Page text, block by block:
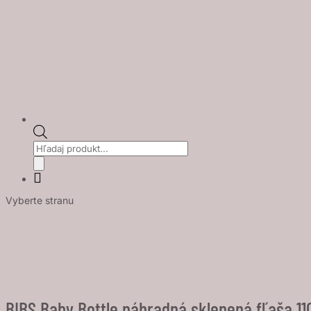
Products
search
Vyberte stranu